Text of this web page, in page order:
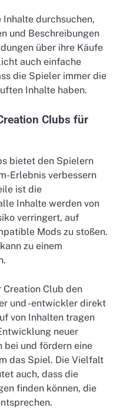
durchsuchen,
und Beschreibungen
über ihre Käufe
auch einfache
die Spieler immer die
Inhalte haben.
Clubs für
bietet den Spielern
Erlebnis verbessern
ist die
Inhalte werden von
verringert, auf
Mods zu stoßen.
zu einem
Club den
und -entwickler direkt
von Inhalten tragen
neuer
bei und fördern eine
das Spiel. Die Vielfalt
auch, dass die
finden können, die